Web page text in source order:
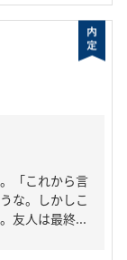
「これから言
な。しかしこ
友人は最終...